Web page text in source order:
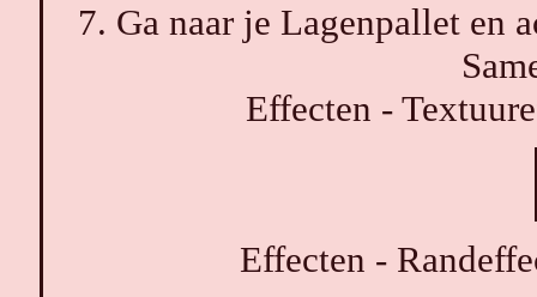
7. Ga naar je Lagenpallet en
Effecten -
Effecten -